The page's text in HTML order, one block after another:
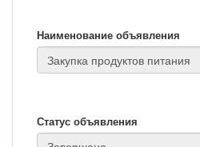
Наименование объявления
Статус объявления